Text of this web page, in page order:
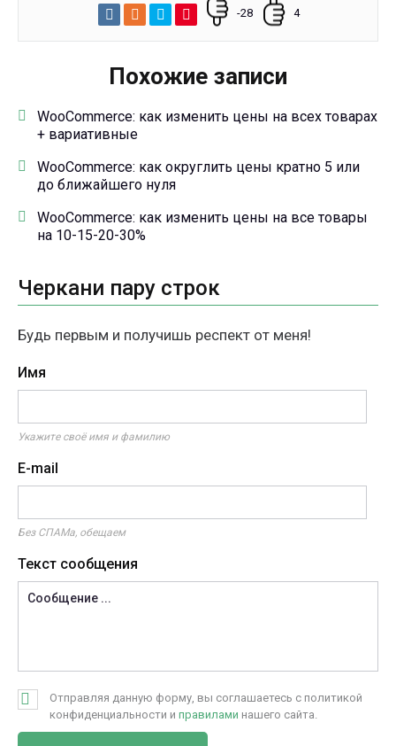
-28 4
Похожие записи
WooCommerce: как изменить цены на всех товарах
+ вариативные
WooCommerce: как округлить цены кратно 5 или
до ближайшего нуля
WooCommerce: как изменить цены на все товары
на 10-15-20-30%
Черкани пару строк
Будь первым и получишь респект от меня!
Имя
Укажите своё имя и фамилию
E-mail
Без СПАМа, обещаем
Текст сообщения
Отправляя данную форму, вы соглашаетесь с политикой
конфиденциальности и правилами нашего сайта.